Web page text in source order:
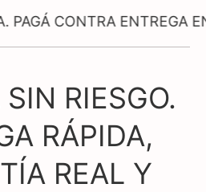
ENTREGA EN
RIESGO.
RÁPIDA,
REAL Y